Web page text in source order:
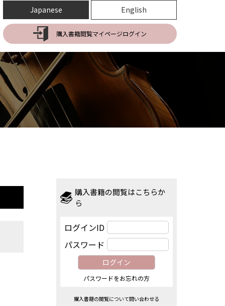
Japanese English
購入書籍閲覧マイページログイン
購入書籍の閲覧はこちらか
ら
ログインID
パスワード
パスワードをお忘れの方
購入書籍の閲覧について問い合わせる